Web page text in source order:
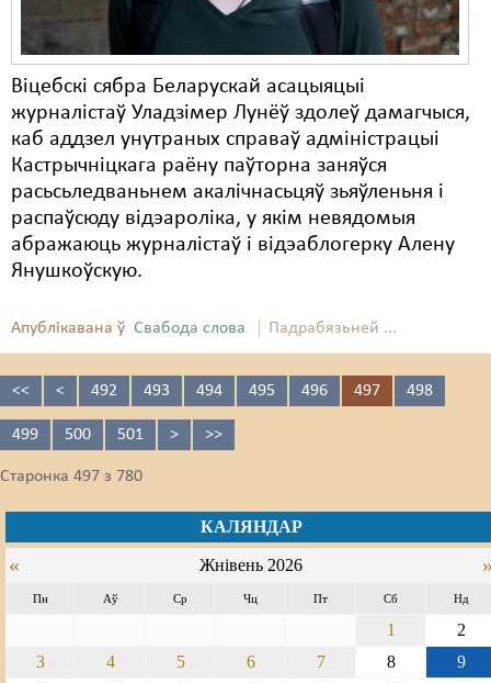
Віцебскі сябра Беларускай асацыяцыі
журналістаў Уладзімер Лунёў здолеў дамагчыся,
каб аддзел унутраных справаў адміністрацыі
Кастрычніцкага раёну паўторна заняўся
расьсьледваньнем акалічнасьцяў зьяўленьня і
распаўсюду відэароліка, у якім невядомыя
абражаюць журналістаў і відэаблогерку Алену
Янушкоўскую.
Апублікавана ў Свабода слова Падрабязьней ...
<< < 492 493 494 495 496 497 498
499 500 501 > >>
Старонка 497 з 780
КАЛЯНДАР
« Жнівень 2026
Пн Аў Ср Чц Пт Сб Нд
1
2
3
4 5 6 7 8
9